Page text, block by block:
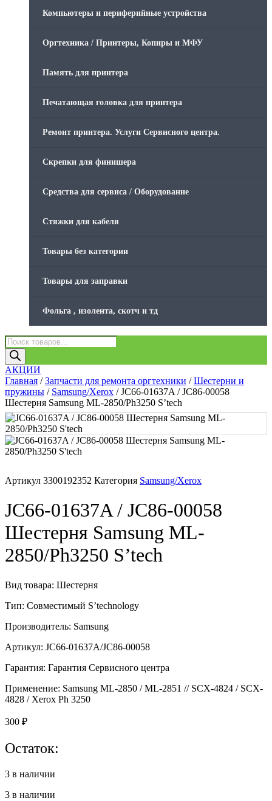
Компьютеры и периферийные устройства
Оргтехника / Принтеры, Копиры и МФУ
Память для принтера
Печатающая головка для принтера
Ремонт принтера. Услуги Сервисного центра.
Скрепки для финишера
Средства для сервиса / Оборудование
Стяжки для кабеля
Товары без категории
Товары для заправки
Фольга , изолента, скотч и тд
Поиск
товаров
АКЦИИ
Главная /Запчасти для ремонта оргтехники /Шестерни и
пружины / Samsung/Xerox / JC66-01637A / JC86-00058
Шестерня Samsung ML-2850/Ph3250 S’tech
Артикул 3300192352 Категория Samsung/Xerox
JC66-01637A / JC86-00058
Шестерня Samsung ML-
2850/Ph3250 S’tech
Вид товара: Шестерня
Тип: Совместимый S’technology
Производитель: Samsung
Артикул: JC66-01637A/JC86-00058
Гарантия: Гарантия Сервисного центра
Применение: Samsung ML-2850 / ML-2851 // SCX-4824 / SCX-
4828 / Xerox Ph 3250
300 ₽
Остаток:
3 в наличии
3 в наличии